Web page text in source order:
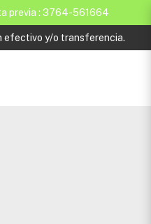
previa : 3764-561664
efectivo y/o transferencia.